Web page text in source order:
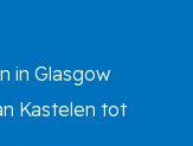
in Glasgow
Kastelen tot